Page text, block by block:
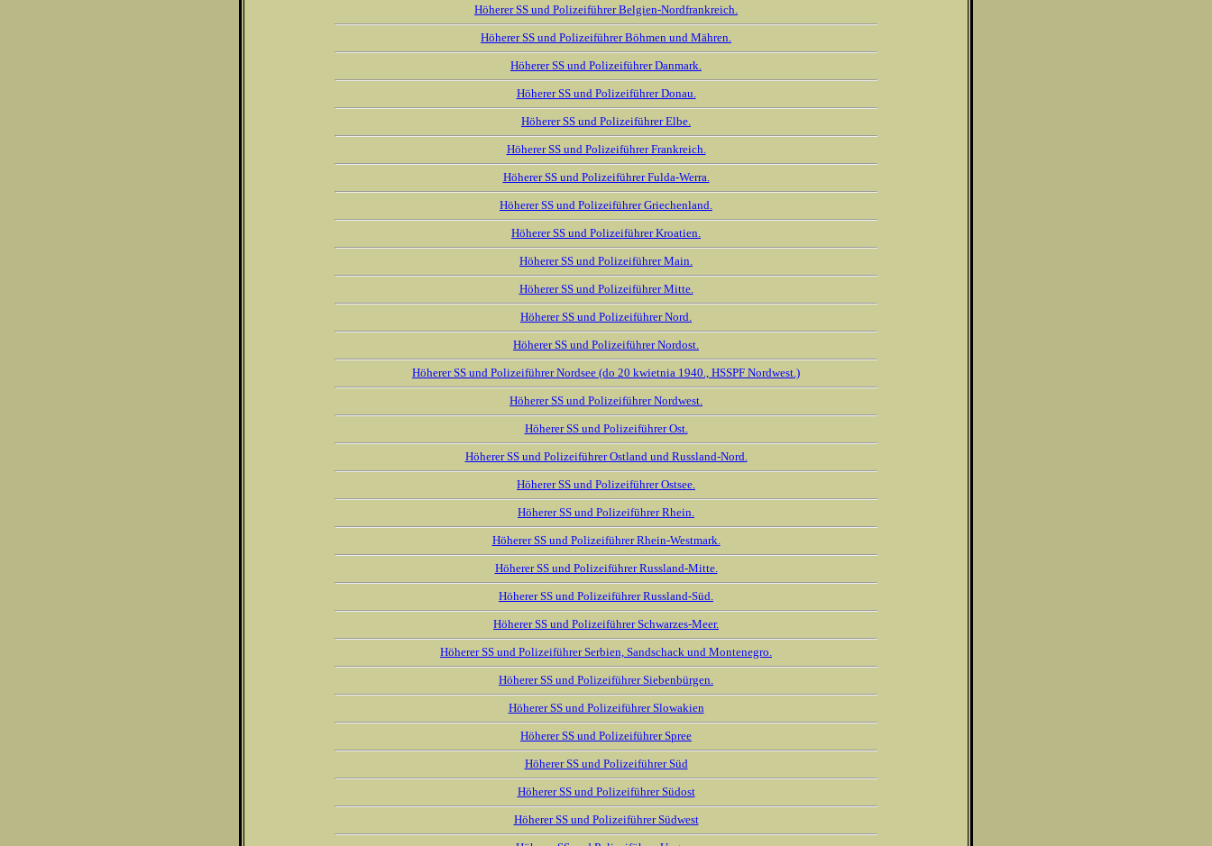
Höherer SS und Polizeiführer Belgien-Nordfrankreich.
Höherer SS und Polizeiführer Böhmen und Mähren.
Höherer SS und Polizeiführer Danmark.
Höherer SS und Polizeiführer Donau.
Höherer SS und Polizeiführer Elbe.
Höherer SS und Polizeiführer Frankreich.
Höherer SS und Polizeiführer Fulda-Werra.
Höherer SS und Polizeiführer Griechenland.
Höherer SS und Polizeiführer Kroatien.
Höherer SS und Polizeiführer Main.
Höherer SS und Polizeiführer Mitte.
Höherer SS und Polizeiführer Nord.
Höherer SS und Polizeiführer Nordost.
Höherer SS und Polizeiführer Nordsee (do 20 kwietnia 1940., HSSPF Nordwest.)
Höherer SS und Polizeiführer Nordwest.
Höherer SS und Polizeiführer Ost.
Höherer SS und Polizeiführer Ostland und Russland-Nord.
Höherer SS und Polizeiführer Ostsee.
Höherer SS und Polizeiführer Rhein.
Höherer SS und Polizeiführer Rhein-Westmark.
Höherer SS und Polizeiführer Russland-Mitte.
Höherer SS und Polizeiführer Russland-Süd.
Höherer SS und Polizeiführer Schwarzes-Meer.
Höherer SS und Polizeiführer Serbien, Sandschack und Montenegro.
Höherer SS und Polizeiführer Siebenbürgen.
Höherer SS und Polizeiführer Slowakien
Höherer SS und Polizeiführer Spree
Höherer SS und Polizeiführer Süd
Höherer SS und Polizeiführer Südost
Höherer SS und Polizeiführer Südwest